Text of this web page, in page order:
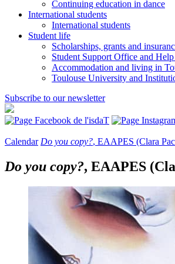
Continuing education in dance
International students
International students
Student life
Scholarships, grants and
Student Support Office and
Accommodation and living in
Toulouse University and
Subscribe to our newsletter
Calendar Do you copy?, EAAPES (Clara
Do you copy?, EAAPES